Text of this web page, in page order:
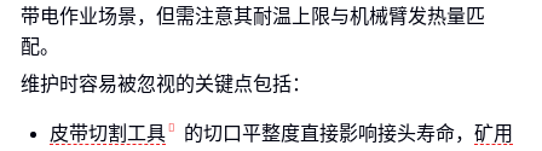
带电作业场景，但需注意其耐温上限与机械臂发热量匹
配。
维护时容易被忽视的关键点包括：
皮带切割工具 的切口平整度直接影响接头寿命， 矿用